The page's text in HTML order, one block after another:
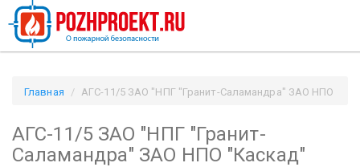
Главная
АГС-11/5 ЗАО "НПГ "Гранит-Саламандра" ЗАО НПО
АГС-11/5 ЗАО "НПГ "Гранит-
Саламандра" ЗАО НПО "Каскад"